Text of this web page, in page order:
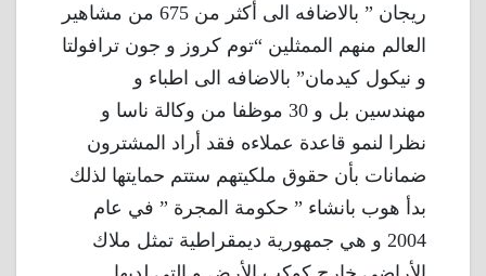
ريجان ” بالاضافه الى أكثر من 675 من مشاهير
العالم منهم الممثلين “توم كروز و جون ترافولتا
و نيكول كيدمان” بالاضافه الى اطباء و
مهندسين بل و 30 موظفا من وكالة ناسا و
نظرا لنمو قاعدة عملاءه فقد أراد المشترون
ضمانات بأن حقوق ملكيتهم ستتم حمايتها لذلك
بدأ هوب بانشاء ” حكومة المجرة ” في عام
2004 و هي جمهورية ديمقراطية تمثل ملاك